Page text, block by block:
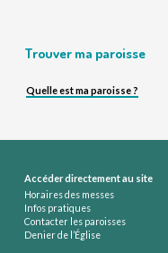
Trouver ma paroisse
Quelle est ma paroisse ?
Accéder directement au site
Horaires des messes
Infos pratiques
Contacter les paroisses
Denier de l’Église